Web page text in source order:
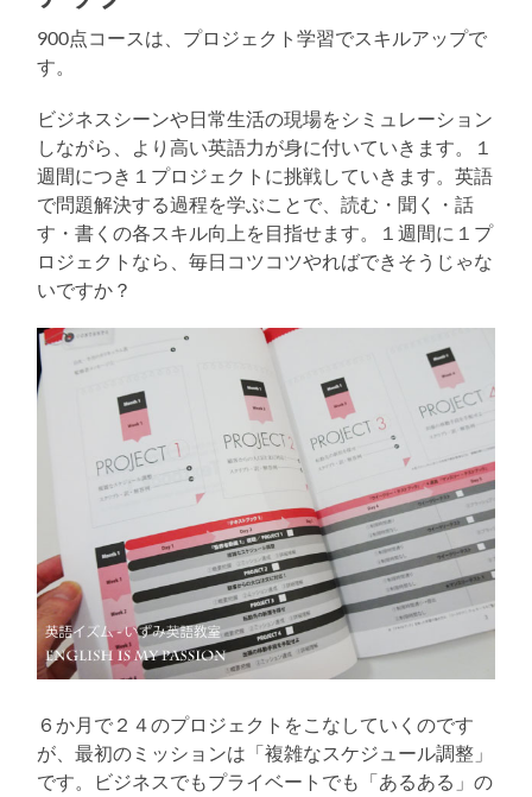
900点コースは、プロジェクト学習でスキルアップで
す。
ビジネスシーンや日常生活の現場をシミュレーション
しながら、より高い英語力が身に付いていきます。１
週間につき１プロジェクトに挑戦していきます。英語
で問題解決する過程を学ぶことで、読む・聞く・話
す・書くの各スキル向上を目指せます。１週間に１プ
ロジェクトなら、毎日コツコツやればできそうじゃな
いですか？
６か月で２４のプロジェクトをこなしていくのです
が、最初のミッションは「複雑なスケジュール調整」
です。ビジネスでもプライベートでも「あるある」の